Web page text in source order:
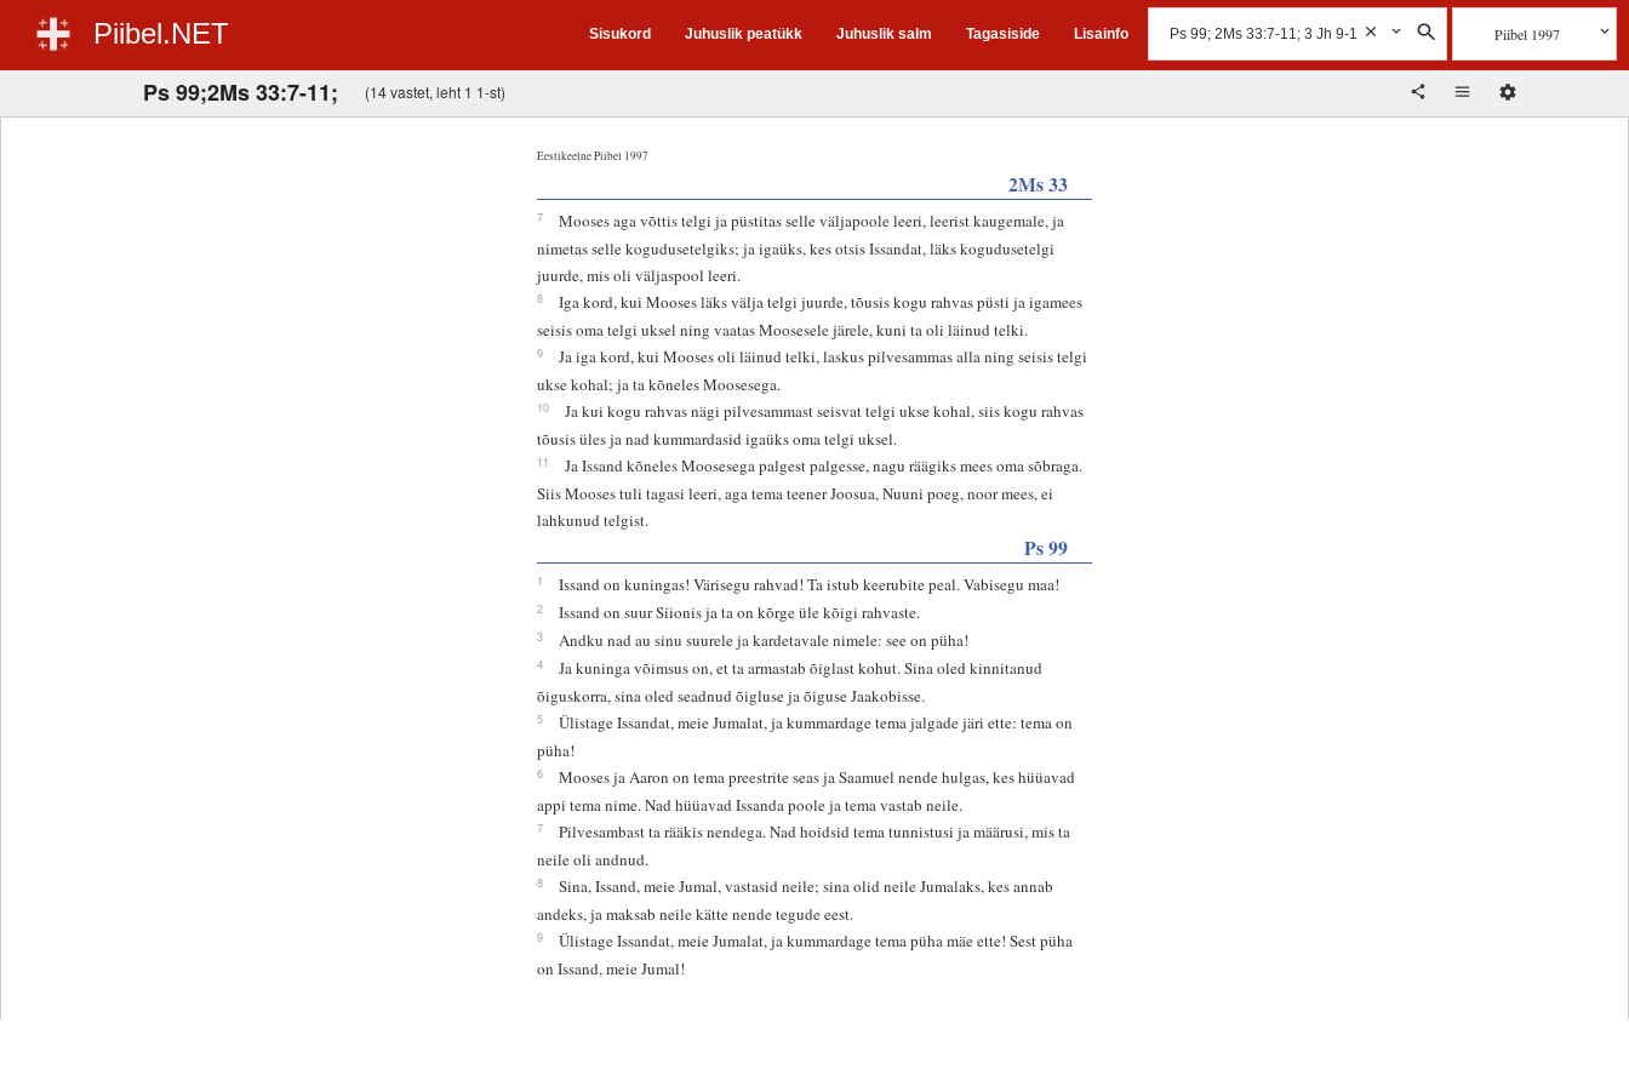
Piibel.NET Sisukord Juhuslik peatükk Juhuslik salm Tagasiside Lisainfo Piibel 1997
Ps 99;2Ms 33:7-11; (14 vastet, leht 1 1-st)
Eestikeelne Piibel 1997
2Ms 33
7
Mooses aga võttis telgi ja püstitas selle väljapoole leeri, leerist kaugemale, ja
nimetas selle kogudusetelgiks; ja igaüks, kes otsis Issandat, läks kogudusetelgi
juurde, mis oli väljaspool leeri.
8
Iga kord, kui Mooses läks välja telgi juurde, tõusis kogu rahvas püsti ja igamees
seisis oma telgi uksel ning vaatas Moosesele järele, kuni ta oli läinud telki.
9
Ja iga kord, kui Mooses oli läinud telki, laskus pilvesammas alla ning seisis telgi
ukse kohal; ja ta kõneles Moosesega.
10
Ja kui kogu rahvas nägi pilvesammast seisvat telgi ukse kohal, siis kogu rahvas
tõusis üles ja nad kummardasid igaüks oma telgi uksel.
11
Ja Issand kõneles Moosesega palgest palgesse, nagu räägiks mees oma sõbraga.
Siis Mooses tuli tagasi leeri, aga tema teener Joosua, Nuuni poeg, noor mees, ei
lahkunud telgist.
Ps 99
1 Issand on kuningas! Värisegu rahvad! Ta istub keerubite peal. Vabisegu maa!
2 Issand on suur Siionis ja ta on kõrge üle kõigi rahvaste.
3 Andku nad au sinu suurele ja kardetavale nimele: see on püha!
4
Ja kuninga võimsus on, et ta armastab õiglast kohut. Sina oled kinnitanud
õiguskorra, sina oled seadnud õigluse ja õiguse Jaakobisse.
5
Ülistage Issandat, meie Jumalat, ja kummardage tema jalgade järi ette: tema on
püha!
6
Mooses ja Aaron on tema preestrite seas ja Saamuel nende hulgas, kes hüüavad
appi tema nime. Nad hüüavad Issanda poole ja tema vastab neile.
7
Pilvesambast ta rääkis nendega. Nad hoidsid tema tunnistusi ja määrusi, mis ta
neile oli andnud.
8
Sina, Issand, meie Jumal, vastasid neile; sina olid neile Jumalaks, kes annab
andeks, ja maksab neile kätte nende tegude eest.
9
Ülistage Issandat, meie Jumalat, ja kummardage tema püha mäe ette! Sest püha
on Issand, meie Jumal!